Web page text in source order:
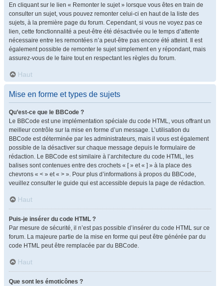
En cliquant sur le lien « Remonter le sujet » lorsque vous êtes en train de
consulter un sujet, vous pouvez remonter celui-ci en haut de la liste des
sujets, à la première page du forum. Cependant, si vous ne voyez pas ce
lien, cette fonctionnalité a peut-être été désactivée ou le temps d’attente
nécessaire entre les remontées n’a peut-être pas encore été atteint. Il est
également possible de remonter le sujet simplement en y répondant, mais
assurez-vous de le faire tout en respectant les règles du forum.
Haut
Mise en forme et types de sujets
Qu’est-ce que le BBCode ?
Le BBCode est une implémentation spéciale du code HTML, vous offrant un
meilleur contrôle sur la mise en forme d’un message. L’utilisation du
BBCode est déterminée par les administrateurs, mais il vous est également
possible de la désactiver sur chaque message depuis le formulaire de
rédaction. Le BBCode est similaire à l’architecture du code HTML, les
balises sont contenues entre des crochets « [ » et « ] » à la place des
chevrons « < » et « > ». Pour plus d’informations à propos du BBCode,
veuillez consulter le guide qui est accessible depuis la page de rédaction.
Haut
Puis-je insérer du code HTML ?
Par mesure de sécurité, il n’est pas possible d’insérer du code HTML sur ce
forum. La majeure partie de la mise en forme qui peut être générée par du
code HTML peut être remplacée par du BBCode.
Haut
Que sont les émoticônes ?